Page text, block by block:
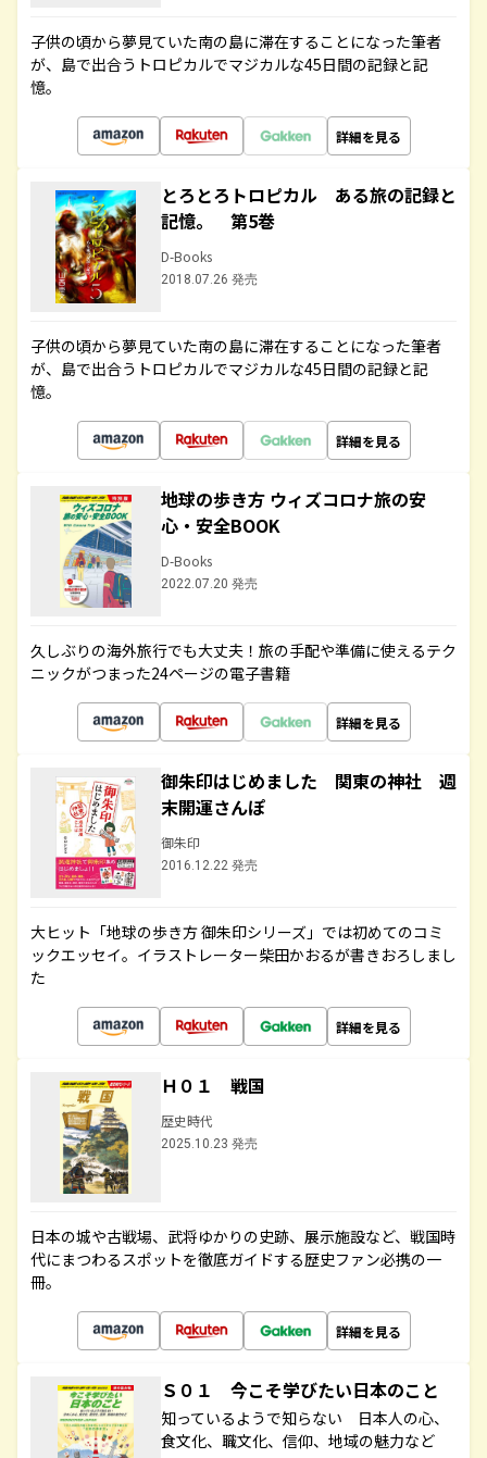
子供の頃から夢見ていた南の島に滞在することになった筆者
が、島で出合うトロピカルでマジカルな45日間の記録と記
憶。
詳細を見る
とろとろトロピカル ある旅の記録と
記憶。 第5巻
D-Books
2018.07.26 発売
子供の頃から夢見ていた南の島に滞在することになった筆者
が、島で出合うトロピカルでマジカルな45日間の記録と記
憶。
詳細を見る
地球の歩き方 ウィズコロナ旅の安
心・安全BOOK
D-Books
2022.07.20 発売
久しぶりの海外旅行でも大丈夫！旅の手配や準備に使えるテク
ニックがつまった24ページの電子書籍
詳細を見る
御朱印はじめました 関東の神社 週
末開運さんぽ
御朱印
2016.12.22 発売
大ヒット「地球の歩き方 御朱印シリーズ」では初めてのコミ
ックエッセイ。イラストレーター柴田かおるが書きおろしまし
た
詳細を見る
Ｈ０１ 戦国
歴史時代
2025.10.23 発売
日本の城や古戦場、武将ゆかりの史跡、展示施設など、戦国時
代にまつわるスポットを徹底ガイドする歴史ファン必携の一
冊。
詳細を見る
Ｓ０１ 今こそ学びたい日本のこと
知っているようで知らない 日本人の心、
食文化、職文化、信仰、地域の魅力など